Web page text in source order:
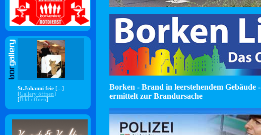
St.Johanni feie [...]
[Gallery öffnen]
[Bild öffnen]
Borken - Brand in leerstehendem Gebäude
ermittelt zur Brandursache